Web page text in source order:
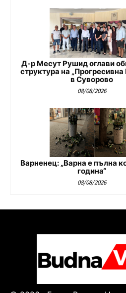
Д-р Месут Рушид оглави
структура на „Прогресивна
в Суворово
08/08/2026
Варненец: „Варна е пълна
година“
08/08/2026